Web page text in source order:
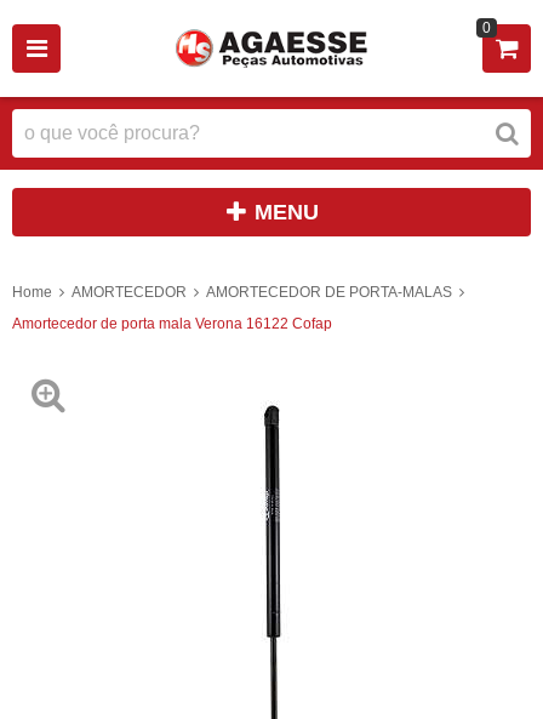
0
MENU
Home AMORTECEDOR
AMORTECEDOR DE PORTA-MALAS
Amortecedor de porta mala Verona 16122 Cofap